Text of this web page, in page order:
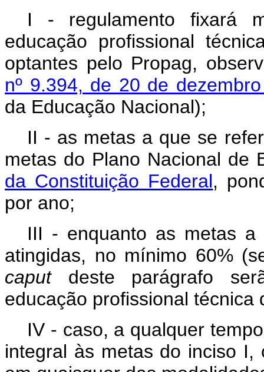
I - regulamento fixará
educação profissional
optantes pelo Propag,
nº 9.394, de 20 de
da Educação Nacional);
II - as metas a que se
metas do Plano Nacional
da Constituição Federal,
por ano;
III - enquanto as metas
atingidas, no mínimo 60%
caputdeste parágrafo
educação profissional técnica
IV - caso, a qualquer
integral às metas do inciso